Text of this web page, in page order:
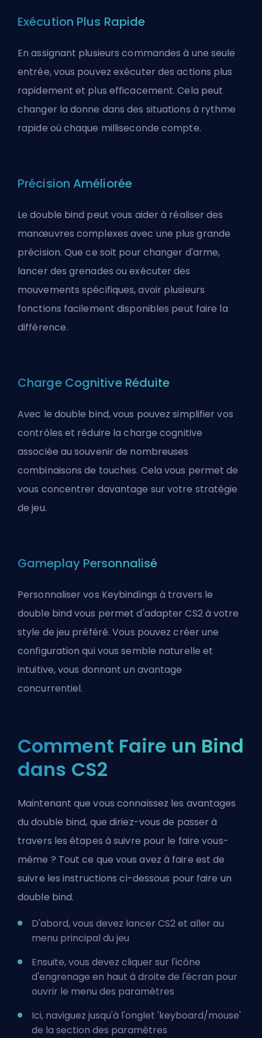
Exécution Plus Rapide
En assignant plusieurs commandes à une seule
entrée, vous pouvez exécuter des actions plus
rapidement et plus efficacement. Cela peut
changer la donne dans des situations à rythme
rapide où chaque milliseconde compte.
Précision Améliorée
Le double bind peut vous aider à réaliser des
manœuvres complexes avec une plus grande
précision. Que ce soit pour changer d'arme,
lancer des grenades ou exécuter des
mouvements spécifiques, avoir plusieurs
fonctions facilement disponibles peut faire la
différence.
Charge Cognitive Réduite
Avec le double bind, vous pouvez simplifier vos
contrôles et réduire la charge cognitive
associée au souvenir de nombreuses
combinaisons de touches. Cela vous permet de
vous concentrer davantage sur votre stratégie
de jeu.
Gameplay Personnalisé
Personnaliser vos Keybindings à travers le
double bind vous permet d'adapter CS2 à votre
style de jeu préféré. Vous pouvez créer une
configuration qui vous semble naturelle et
intuitive, vous donnant un avantage
concurrentiel.
Comment Faire un Bind
dans CS2
Maintenant que vous connaissez les avantages
du double bind, que diriez-vous de passer à
travers les étapes à suivre pour le faire vous-
même ? Tout ce que vous avez à faire est de
suivre les instructions ci-dessous pour faire un
double bind.
D'abord, vous devez lancer CS2 et aller au
menu principal du jeu
Ensuite, vous devez cliquer sur l'icône
d'engrenage en haut à droite de l'écran pour
ouvrir le menu des paramètres
Ici, naviguez jusqu'à l'onglet 'keyboard/mouse'
de la section des paramètres